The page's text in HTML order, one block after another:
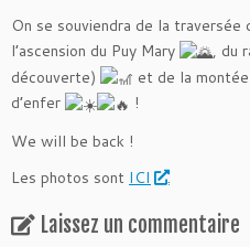
On se souviendra de la traversée
l’ascension du Puy Mary
, du
découverte)
et de la
d’enfer
!
We will be back !
Les photos sont ICI .
Laissez un commentaire